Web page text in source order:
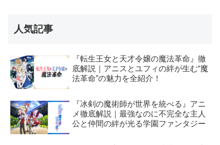
人気記事
『転生王女と天才令嬢の魔法革命』徹
底解説｜アニスとユフィの絆が生む“魔
法革命”の魅力を全紹介！
『冰剣の魔術師が世界を統べる』アニ
メ徹底解説｜最強なのに不完全な主人
公と仲間の絆が光る学園ファンタジー